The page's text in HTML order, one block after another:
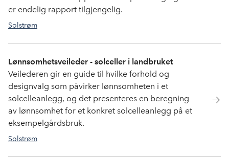
er endelig rapport tilgjengelig.
Solstrøm
Lønnsomhetsveileder - solceller i landbruket
Veilederen gir en guide til hvilke forhold og
designvalg som påvirker lønnsomheten i et
solcelleanlegg, og det presenteres en beregning
av lønnsomhet for et konkret solcelleanlegg på et
eksempelgårdsbruk.
Solstrøm